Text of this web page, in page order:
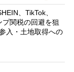
、TikTok、
関税の回避を狙
入・土地取得への